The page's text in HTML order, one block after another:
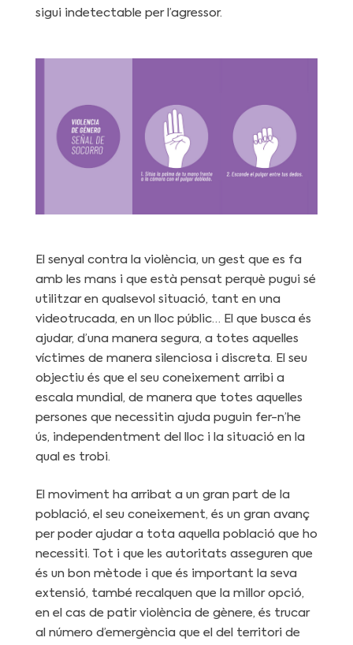
sigui indetectable per l’agressor.
El senyal contra la violència, un gest que es fa
amb les mans i que està pensat perquè pugui sé
utilitzar en qualsevol situació, tant en una
videotrucada, en un lloc públic… El que busca és
ajudar, d’una manera segura, a totes aquelles
víctimes de manera silenciosa i discreta. El seu
objectiu és que el seu coneixement arribi a
escala mundial, de manera que totes aquelles
persones que necessitin ajuda puguin fer-n’he
ús, independentment del lloc i la situació en la
qual es trobi.
El moviment ha arribat a un gran part de la
població, el seu coneixement, és un gran avanç
per poder ajudar a tota aquella població que ho
necessiti. Tot i que les autoritats asseguren que
és un bon mètode i que és important la seva
extensió, també recalquen que la millor opció,
en el cas de patir violència de gènere, és trucar
al número d’emergència que el del territori de